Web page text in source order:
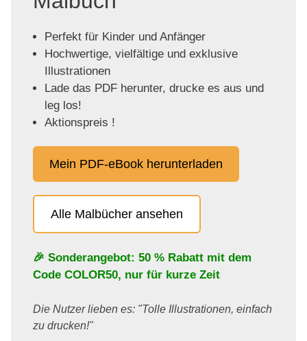
Perfekt für Kinder und Anfänger
Hochwertige, vielfältige und exklusive
Illustrationen
Lade das PDF herunter, drucke es aus und
leg los!
Aktionspreis !
Mein PDF-eBook herunterladen
Alle Malbücher ansehen
🎉 Sonderangebot: 50 % Rabatt mit dem
Code COLOR50, nur für kurze Zeit
Die Nutzer lieben es: "Tolle Illustrationen, einfach
zu drucken!"